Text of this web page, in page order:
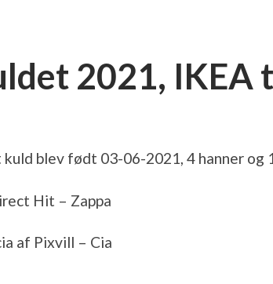
2021, IKEA
kuld blev født 03-06-2021, 4 hanner og
Hit – Zappa
af Pixvill – Cia